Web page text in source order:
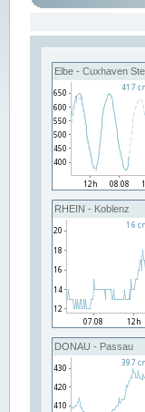
Elbe - Cuxhaven
RHEIN - Koblenz
DONAU - Passau